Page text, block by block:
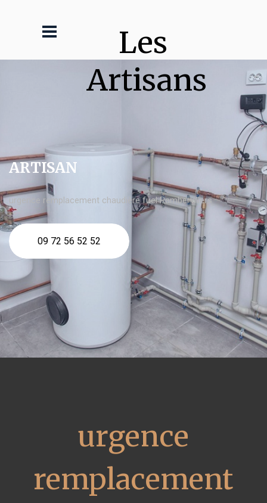
Les
Artisans
ARTISAN
urgence remplacement chaudière fuel Rambervillers
09 72 56 52 52
urgence
remplacement